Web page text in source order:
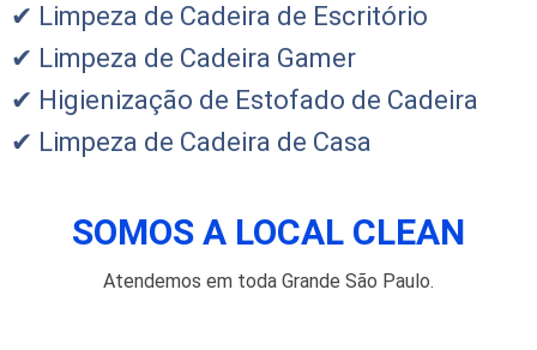
✔ Limpeza de Cadeira de Escritório
✔ Limpeza de Cadeira Gamer
✔ Higienização de Estofado de Cadeira
✔ Limpeza de Cadeira de Casa
SOMOS A LOCAL CLEAN
Atendemos em toda Grande São Paulo.